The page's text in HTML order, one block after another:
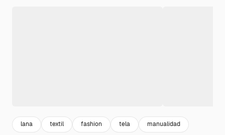
lana textil fashion tela manualidad